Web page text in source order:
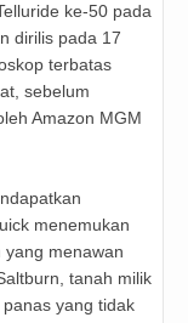
ke-50 pada
dirilis pada 17
terbatas
sebelum
Amazon MGM
menemukan
menawan
tanah milik
yang tidak